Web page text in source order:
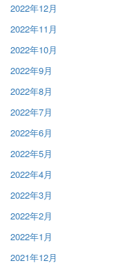
2022年12月
2022年11月
2022年10月
2022年9月
2022年8月
2022年7月
2022年6月
2022年5月
2022年4月
2022年3月
2022年2月
2022年1月
2021年12月